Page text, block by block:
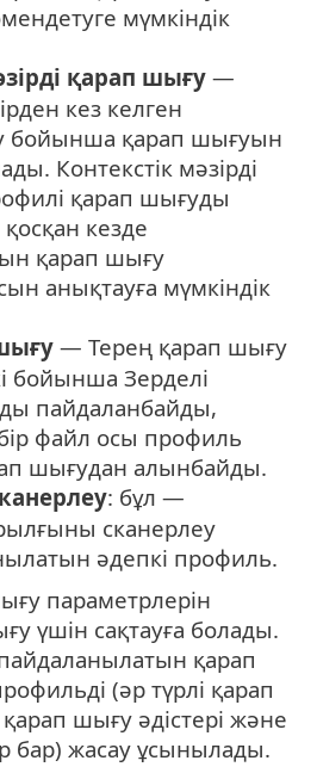
мүмкіндік
қарап шығу —
кез келген
бойынша қарап шығуын
Контекстік мәзірді
қарап шығуды
кезде
қарап шығу
анықтауға мүмкіндік
— Терең қарап шығу
бойынша Зерделі
пайдаланбайды,
файл осы профиль
шығудан алынбайды.
: бұл —
сканерлеу
әдепкі профиль.
параметрлерін
үшін сақтауға болады.
қарап
(әр түрлі қарап
шығу әдістері және
бар) жасау ұсынылады.